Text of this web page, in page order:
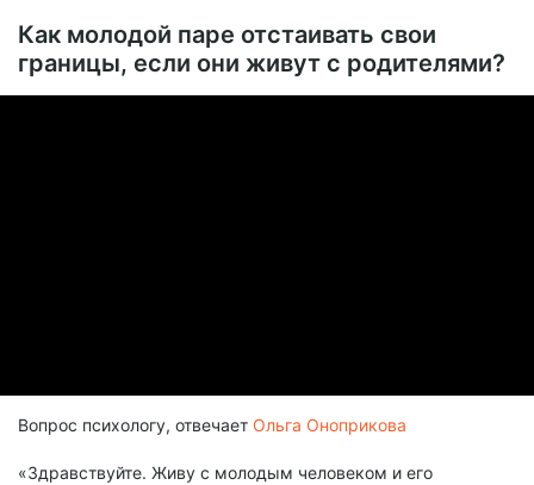
Как молодой паре отстаивать свои
границы, если они живут с родителями?
Вопрос психологу, отвечает Ольга Оноприкова
«Здравствуйте. Живу с молодым человеком и его